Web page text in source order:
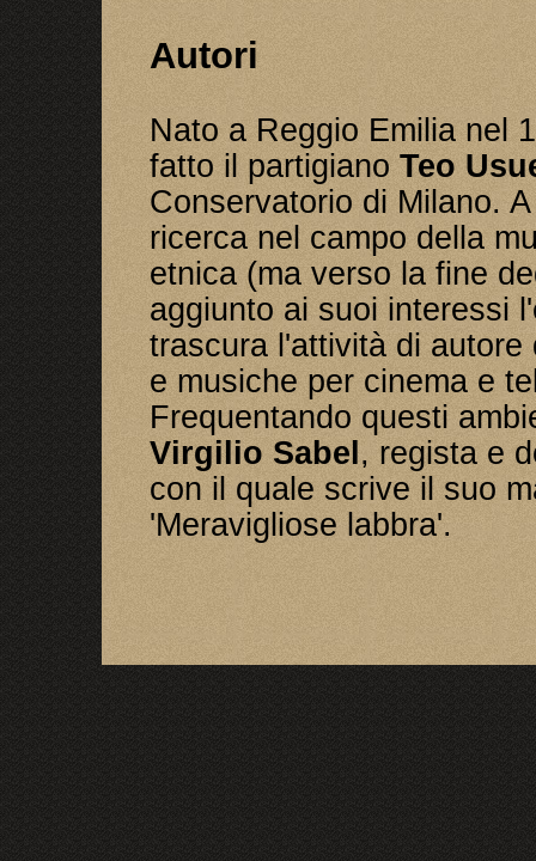
Autori
Nato a Reggio Emilia nel
fatto il partigiano Teo
Conservatorio di Milano.
ricerca nel campo della
etnica (ma verso la fine
aggiunto ai suoi interessi
trascura l'attività di autore
e musiche per cinema e
Frequentando questi
Virgilio Sabel , regista e
con il quale scrive il suo
'Meravigliose labbra'.